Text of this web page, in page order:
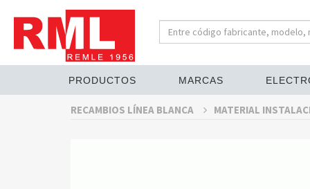
PRODUCTOS MARCAS
RECAMBIOS LÍNEA BLANCA MATERIAL